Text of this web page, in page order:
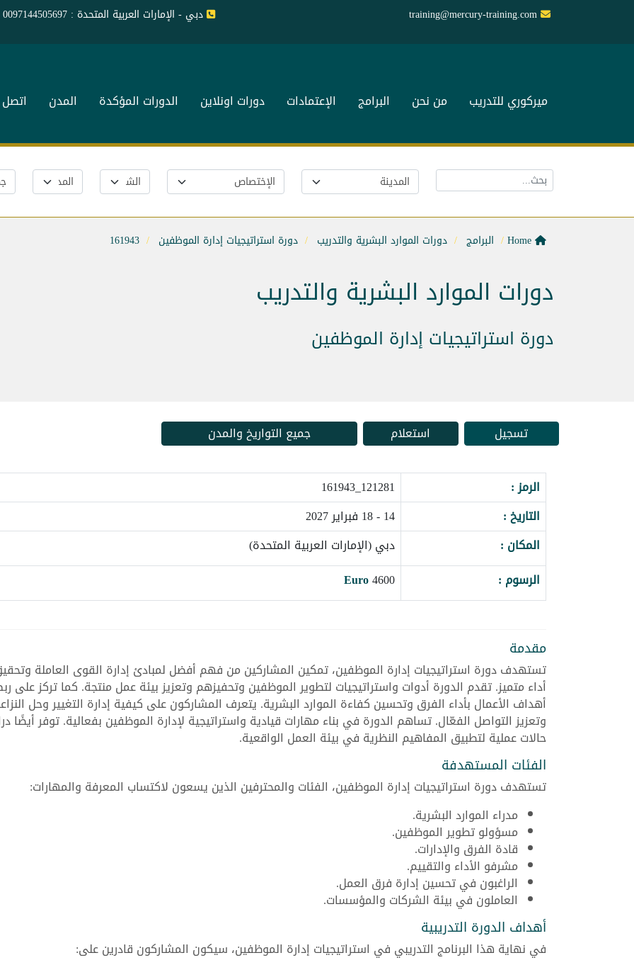
training@mercury-training.com دبي - الإمارات العربية المتحدة : 0097144505697
ميركوري للتدريب من نحن البرامج الإعتمادات دورات اونلاين الدورات المؤكدة المدن اتصل
البرامج دورات الموارد البشرية والتدريب دورة استراتيجيات إدارة الموظفين 161943
دورات الموارد البشرية والتدريب
دورة استراتيجيات إدارة الموظفين
تسجيل استعلام جميع التواريخ والمدن
الرمز :
121281_161943
التاريخ :
14 - 18 فبراير 2027
المكان :
دبي (الإمارات العربية المتحدة)
الرسوم :
4600
Euro
مقدمة
تستهدف دورة استراتيجيات إدارة الموظفين، تمكين المشاركين من فهم أفضل لمبادئ إدارة القوى العاملة
أداء متميز. تقدم الدورة أدوات واستراتيجيات لتطوير الموظفين وتحفيزهم وتعزيز بيئة عمل منتجة. كما تركز على
أهداف الأعمال بأداء الفرق وتحسين كفاءة الموارد البشرية. يتعرف المشاركون على كيفية إدارة التغيير وحل
وتعزيز التواصل الفعّال. تساهم الدورة في بناء مهارات قيادية واستراتيجية لإدارة الموظفين بفعالية. توفر أيضًا
حالات عملية لتطبيق المفاهيم النظرية في بيئة العمل الواقعية.
الفئات المستهدفة
تستهدف دورة استراتيجيات إدارة الموظفين، الفئات والمحترفين الذين يسعون لاكتساب المعرفة والمهارات:
مدراء الموارد البشرية.
مسؤولو تطوير الموظفين.
قادة الفرق والإدارات.
مشرفو الأداء والتقييم.
الراغبون في تحسين إدارة فرق العمل.
العاملون في بيئة الشركات والمؤسسات.
أهداف الدورة التدريبية
في نهاية هذا البرنامج التدريبي في استراتيجيات إدارة الموظفين، سيكون المشاركون قادرين على: